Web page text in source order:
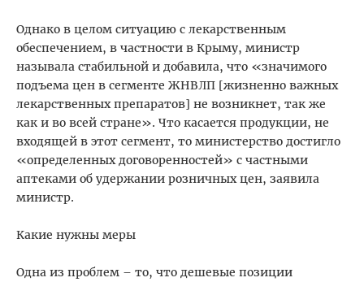
Однако в целом ситуацию с лекарственным
обеспечением, в частности в Крыму, министр
называла стабильной и добавила, что «значимого
подъема цен в сегменте ЖНВЛП [жизненно важных
лекарственных препаратов] не возникнет, так же
как и во всей стране». Что касается продукции, не
входящей в этот сегмент, то министерство достигло
«определенных договоренностей» с частными
аптеками об удержании розничных цен, заявила
министр.
Какие нужны меры
Одна из проблем – то, что дешевые позиции